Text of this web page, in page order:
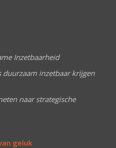
Inzetbaarheid
duurzaam inzetbaar krijgen
naar strategische
geluk